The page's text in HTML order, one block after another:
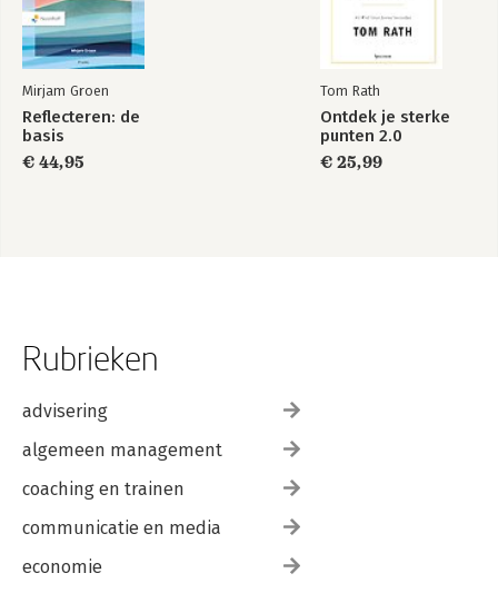
Mirjam Groen
Reflecteren: de
basis
€ 44,95
Tom Rath
Ontdek je sterke
punten 2.0
€ 25,99
Rubrieken
advisering
algemeen management
coaching en trainen
communicatie en media
economie